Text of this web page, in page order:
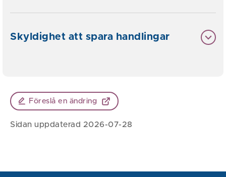
Skyldighet att spara handlingar
Föreslå en ändring
Sidan uppdaterad 2026-07-28